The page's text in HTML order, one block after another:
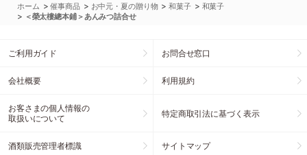
ホーム >催事商品 > お中元・夏の贈り物 >和菓子 > 和菓子
> ＜榮太樓總本鋪＞あんみつ詰合せ
ご利用ガイド お問合せ窓口
会社概要 利用規約
お客さまの個人情報の
取扱いについて
特定商取引法に基づく表示
酒類販売管理者標識 サイトマップ